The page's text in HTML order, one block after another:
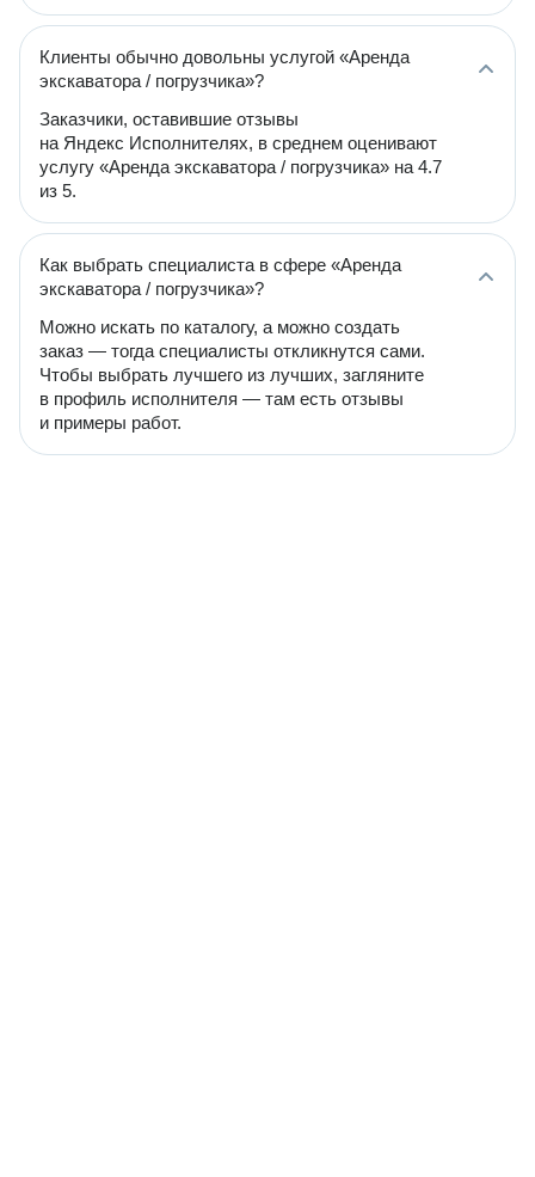
Клиенты обычно довольны услугой «Аренда
экскаватора / погрузчика»?
Заказчики, оставившие отзывы
на Яндекс Исполнителях, в среднем оценивают
услугу «Аренда экскаватора / погрузчика» на 4.7
из 5.
Как выбрать специалиста в сфере «Аренда
экскаватора / погрузчика»?
Можно искать по каталогу, а можно создать
заказ — тогда специалисты откликнутся сами.
Чтобы выбрать лучшего из лучших, загляните
в профиль исполнителя — там есть отзывы
и примеры работ.